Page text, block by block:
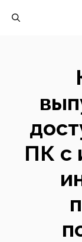
ПК с